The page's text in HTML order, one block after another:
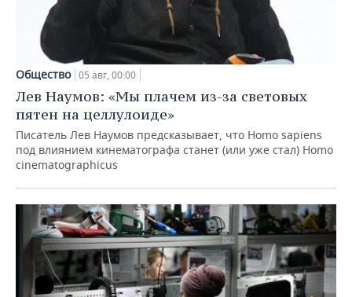
Общество 05 авг, 00:00
Лев Наумов: «Мы плачем из-за световых
пятен на целлулоиде»
Писатель Лев Наумов предсказывает, что Homo sapiens
под влиянием кинематографа станет (или уже стал) Homo
cinematographicus